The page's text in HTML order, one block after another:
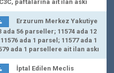
paftalarına ait ilan askı
Erzurum Merkez Yakutiye
56 parseller; 11574 ada 12
ada 1 parsel; 11577 ada 1
ada 1 parsellere ait ilan askı
İptal Edilen Meclis